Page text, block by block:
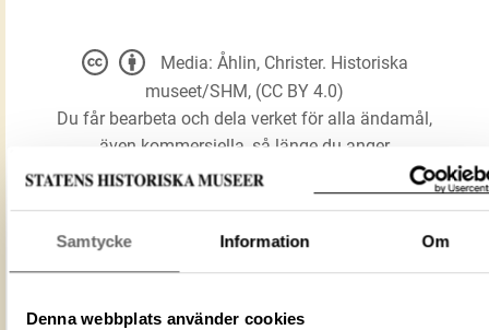
Samtycke Information Om
Denna webbplats använder cookies
Media: Åhlin, Christer. Historiska
museet/SHM, (CC BY 4.0)
Du får bearbeta och dela verket för alla ändamål,
även kommersiella, så länge du anger
upphovsperson och licensgivare.
LADDA NER MEDIA